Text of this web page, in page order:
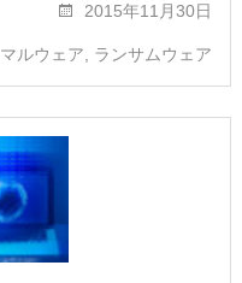
2015年11月30日
マルウェア ランサムウェア